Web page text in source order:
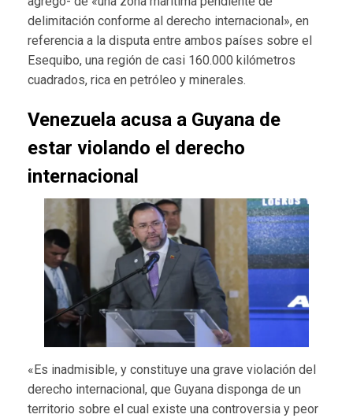
delimitación conforme al derecho internacional», en
referencia a la disputa entre ambos países sobre el
Esequibo, una región de casi 160.000 kilómetros
cuadrados, rica en petróleo y minerales.
Venezuela acusa a Guyana de
estar violando el derecho
internacional
«Es inadmisible, y constituye una grave violación del
derecho internacional, que Guyana disponga de un
territorio sobre el cual existe una controversia y peor